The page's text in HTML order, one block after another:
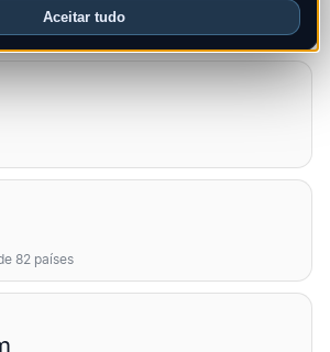
Aceitar tudo
11 10:45:40
82 países